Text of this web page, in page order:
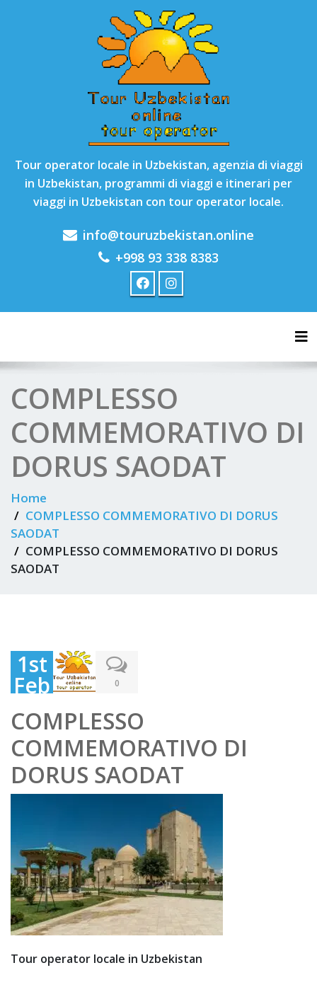
Tour operator locale in Uzbekistan, agenzia di viaggi
in Uzbekistan, programmi di viaggi e itinerari per
viaggi in Uzbekistan con tour operator locale.
info@touruzbekistan.online
+998 93 338 8383
COMPLESSO
COMMEMORATIVO DI
DORUS SAODAT
Home
COMPLESSO COMMEMORATIVO DI DORUS
SAODAT
COMPLESSO COMMEMORATIVO DI DORUS
SAODAT
1st
Feb
rua
ry
202
2
0
COMPLESSO
COMMEMORATIVO DI
DORUS SAODAT
Tour operator locale in Uzbekistan